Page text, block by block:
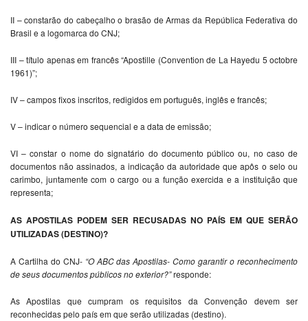
II – constarão do cabeçalho o brasão de Armas da República Federativa do
Brasil e a logomarca do CNJ;
III – título apenas em francês “Apostille (Convention de La Hayedu 5 octobre
1961)”;
IV – campos fixos inscritos, redigidos em português, inglês e francês;
V – indicar o número sequencial e a data de emissão;
VI – constar o nome do signatário do documento público ou, no caso de
documentos não assinados, a indicação da autoridade que apôs o selo ou
carimbo, juntamente com o cargo ou a função exercida e a instituição que
representa;
AS APOSTILAS PODEM SER RECUSADAS NO PAÍS EM QUE SERÃO
UTILIZADAS (DESTINO)?
A Cartilha do CNJ- “O ABC das Apostilas- Como garantir o reconhecimento
de seus documentos públicos no exterior?”responde:
As Apostilas que cumpram os requisitos da Convenção devem ser
reconhecidas pelo país em que serão utilizadas (destino).